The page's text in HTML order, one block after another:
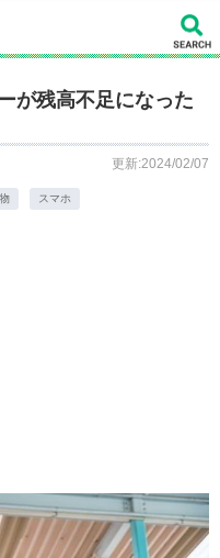
が残高不足になった
更新:2024/02/07
スマホ